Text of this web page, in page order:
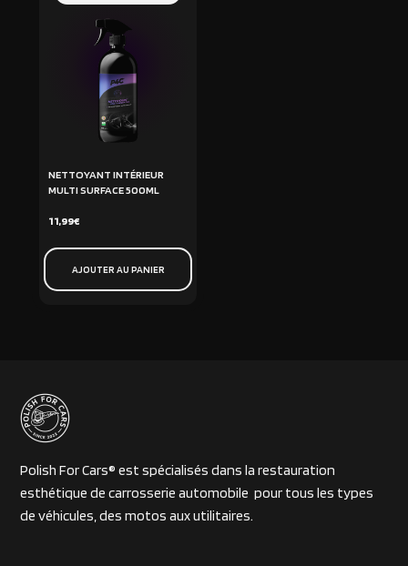
NETTOYANT INTÉRIEUR
MULTI SURFACE 500ML
11,99€
AJOUTER AU PANIER
Polish For Cars® est spécialisés dans la restauration
esthétique de carrosserie automobile pour tous les types
de véhicules, des motos aux utilitaires.